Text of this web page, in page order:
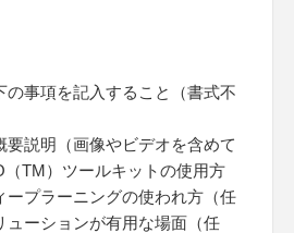
事項を記入すること（書式不
要説明（画像やビデオを含めて
（TM）ツールキットの使用方
ープラーニングの使われ方（任
ューションが有用な場面（任